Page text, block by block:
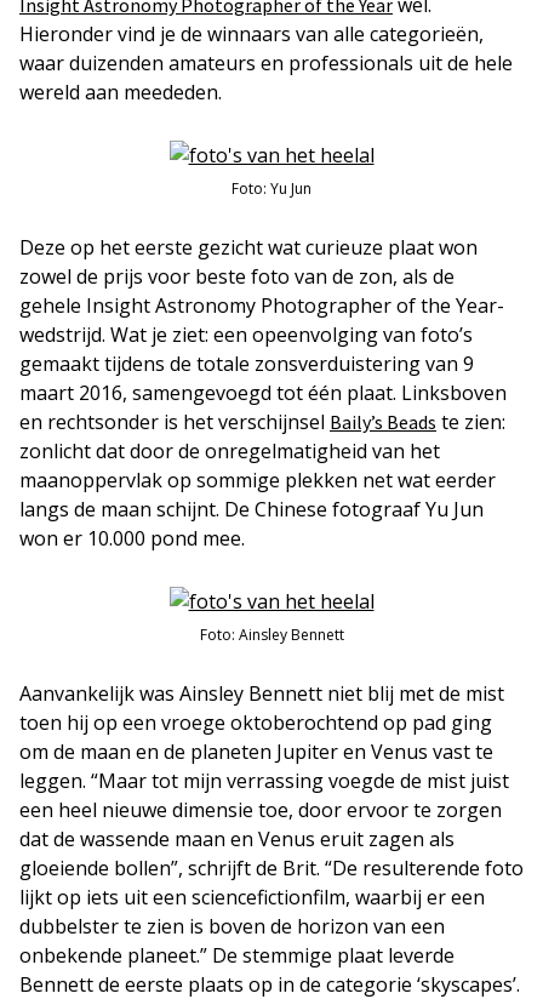
Hieronder vind je de winnaars van alle categorieën,
waar duizenden amateurs en professionals uit de hele
wereld aan meededen.
Foto: Yu Jun
Deze op het eerste gezicht wat curieuze plaat won
zowel de prijs voor beste foto van de zon, als de
gehele Insight Astronomy Photographer of the Year-
wedstrijd. Wat je ziet: een opeenvolging van foto’s
gemaakt tijdens de totale zonsverduistering van 9
maart 2016, samengevoegd tot één plaat. Linksboven
en rechtsonder is het verschijnsel Baily’s Beads te zien:
zonlicht dat door de onregelmatigheid van het
maanoppervlak op sommige plekken net wat eerder
langs de maan schijnt. De Chinese fotograaf Yu Jun
won er 10.000 pond mee.
Foto: Ainsley Bennett
Aanvankelijk was Ainsley Bennett niet blij met de mist
toen hij op een vroege oktoberochtend op pad ging
om de maan en de planeten Jupiter en Venus vast te
leggen. “Maar tot mijn verrassing voegde de mist juist
een heel nieuwe dimensie toe, door ervoor te zorgen
dat de wassende maan en Venus eruit zagen als
gloeiende bollen”, schrijft de Brit. “De resulterende foto
lijkt op iets uit een sciencefictionfilm, waarbij er een
dubbelster te zien is boven de horizon van een
onbekende planeet.” De stemmige plaat leverde
Bennett de eerste plaats op in de categorie ‘skyscapes’.